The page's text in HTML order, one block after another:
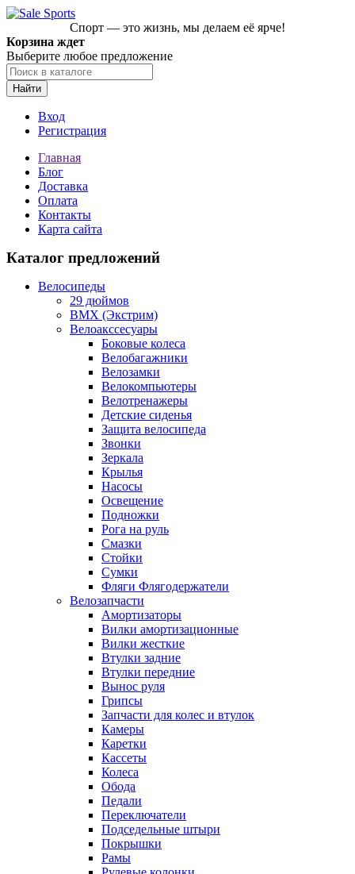
Спорт — это жизнь, мы делаем её ярче!
Корзина ждет
Выберите любое предложение
Найти
Вход
Регистрация
Главная
Блог
Доставка
Оплата
Контакты
Карта сайта
Каталог предложений
Велосипеды
29 дюймов
BMX (Экстрим)
Велоакссесуары
Боковые колеса
Велобагажники
Велозамки
Велокомпьютеры
Велотренажеры
Детские сиденья
Защита велосипеда
Звонки
Зеркала
Крылья
Насосы
Освещение
Подножки
Рога на руль
Смазки
Стойки
Сумки
Фляги Флягодержатели
Велозапчасти
Амортизаторы
Вилки амортизационные
Вилки жесткие
Втулки задние
Втулки передние
Вынос руля
Грипсы
Запчасти для колес и втулок
Камеры
Каретки
Кассеты
Колеса
Обода
Педали
Переключатели
Подседельные штыри
Покрышки
Рамы